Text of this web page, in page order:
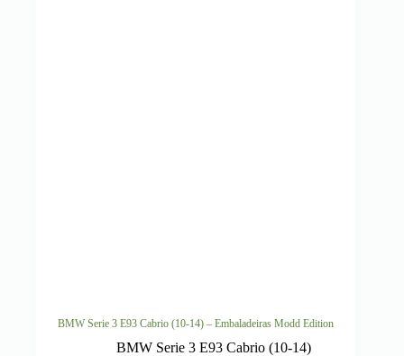
BMW Serie 3 E93 Cabrio (10-14) – Embaladeiras Modd Edition
BMW Serie 3 E93 Cabrio (10-14)